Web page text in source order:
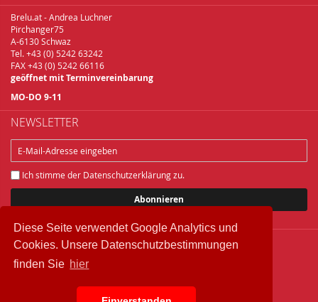
Diese Seite verwendet Google Analytics und
Cookies. Unsere Datenschutzbestimmungen
finden Sie hier
Brelu.at - Andrea Luchner
Pirchanger75
A-6130 Schwaz
Tel. +43 (0) 5242 63242
FAX +43 (0) 5242 66116
geöffnet mit Terminvereinbarung
MO-DO 9-11
NEWSLETTER
Ich stimme der Datenschutzerklärungzu.
Abonnieren
Copyright © 2018 Brelu.at Brennereifachbedarf
Datenschutz